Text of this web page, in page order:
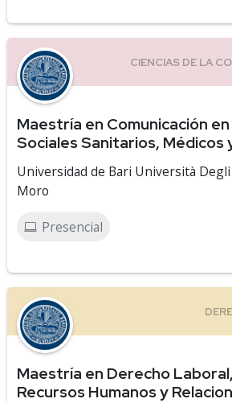
Maestría en Comunicación
Sociales Sanitarios, Médicos
Universidad de Bari Università
Moro
Presencial
Maestría en Derecho
Recursos Humanos y